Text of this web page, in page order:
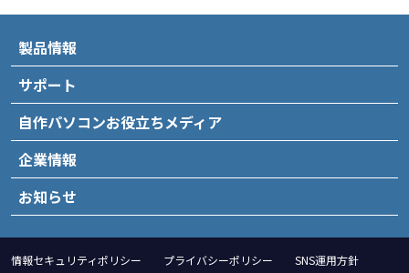
製品情報
サポート
自作パソコンお役立ちメディア
企業情報
お知らせ
情報セキュリティポリシー プライバシーポリシー
SNS運用方針